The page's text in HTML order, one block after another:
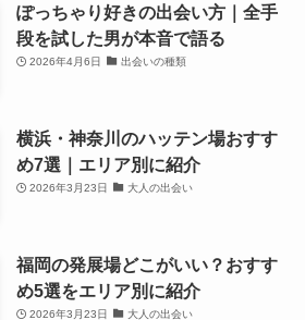
ぽっちゃり好きの出会い方｜全手
段を試した男が本音で語る
2026年4月6日 出会いの種類
横浜・神奈川のハッテン場おすす
め7選｜エリア別に紹介
2026年3月23日 大人の出会い
福岡の発展場どこがいい？おすす
め5選をエリア別に紹介
2026年3月23日 大人の出会い